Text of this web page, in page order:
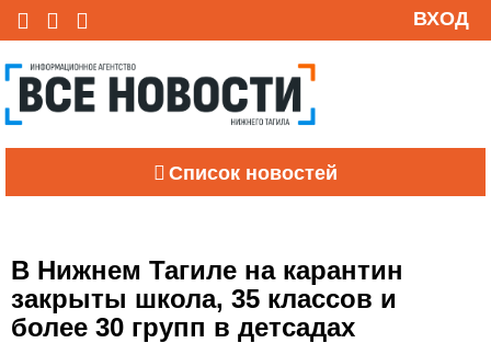
ВХОД
Список новостей
В Нижнем Тагиле на карантин
закрыты школа, 35 классов и
более 30 групп в детсадах